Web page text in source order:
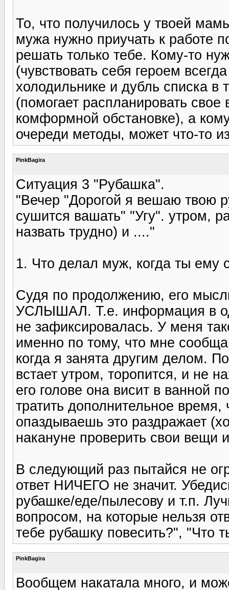
То, что получилось у твоей
мужа нужно приучать к работе
решать только тебе. Кому-то
(чувствовать себя героем
холодильнике и дубль списка
(помогает распланировать
комформной обстановке), а
очереди методы, может что-то
PinkBagira
Ситуация 3 "Рубашка".
"Вечер "Дорогой я вешаю твою
сушится вашать" "Угу". утром,
назвать трудно) и ...."
1. Что делал муж, когда ты ему
Судя по продолжению, его
УСЛЫШАЛ. Т.е. информация в
не зафиксировалась. У меня
именно по тому, что мне
когда я занята другим делом.
встает утром, торопится, и не
его голове она висит в ванной
тратить дополнительное
опаздываешь это раздражает
накануне проверить свои вещи
В следующий раз пытайся не
ответ НИЧЕГО не значит.
рубашке/еде/пылесову и т.п.
вопросом, на которые нельзя
тебе рубашку повесить?", "Что
PinkBagira
Вообщем накатала много, и